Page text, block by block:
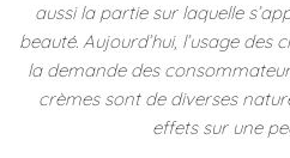
aussi la partie sur laquelle
beauté. Aujourd’hui, l’usage
la demande des
crèmes sont de diverses
effets sur une